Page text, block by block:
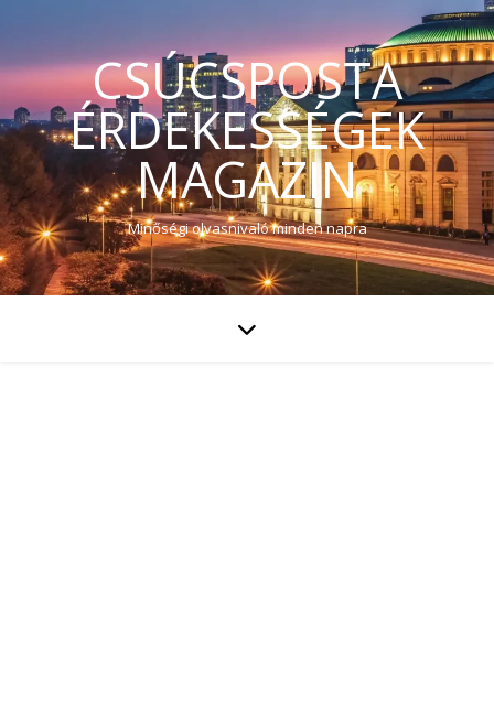
CSÚCSPOSTA
ÉRDEKESSÉGEK
MAGAZIN
Minőségi olvasnivaló minden napra